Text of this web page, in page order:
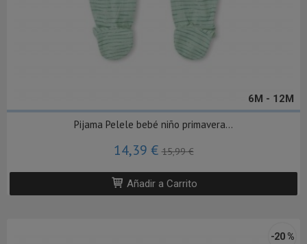
6M - 12M
Pijama Pelele bebé niño primavera...
14,39 €15,99 €
Añadir a Carrito
-20 %